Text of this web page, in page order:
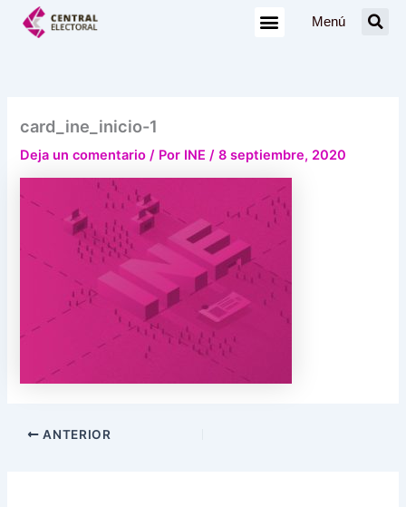
Menú
card_ine_inicio-1
Deja un comentario / Por INE/8 septiembre, 2020
ANTERIOR